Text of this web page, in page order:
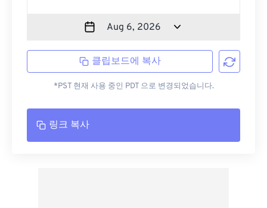
클립보드에 복사
*PST 현재 사용 중인 PDT 으로 변경되었습니다.
링크 복사